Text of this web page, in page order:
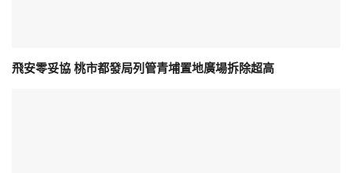
飛安零妥協 桃市都發局列管青埔置地廣場拆除超高